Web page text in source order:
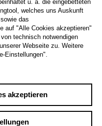
u. a. die eingebetteten
welches uns Auskunft
das
auf "Alle Cookies akzeptieren"
technisch notwendigen
Webseite zu. Weitere
Einstellungen".
akzeptieren